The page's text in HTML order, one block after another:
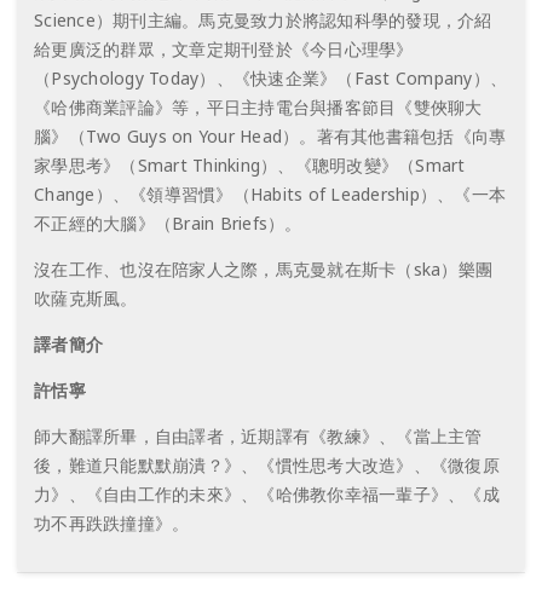
Science）期刊主編。馬克曼致力於將認知科學的發現，介紹
給更廣泛的群眾，文章定期刊登於《今日心理學》
（Psychology Today）、《快速企業》（Fast Company）、
《哈佛商業評論》等，平日主持電台與播客節目《雙俠聊大
腦》（Two Guys on Your Head）。著有其他書籍包括《向專
家學思考》（Smart Thinking）、《聰明改變》（Smart
Change）、《領導習慣》（Habits of Leadership）、《一本
不正經的大腦》（Brain Briefs）。
沒在工作、也沒在陪家人之際，馬克曼就在斯卡（ska）樂團
吹薩克斯風。
譯者簡介
許恬寧
師大翻譯所畢，自由譯者，近期譯有《教練》、《當上主管
後，難道只能默默崩潰？》、《慣性思考大改造》、《微復原
力》、《自由工作的未來》、《哈佛教你幸福一輩子》、《成
功不再跌跌撞撞》。